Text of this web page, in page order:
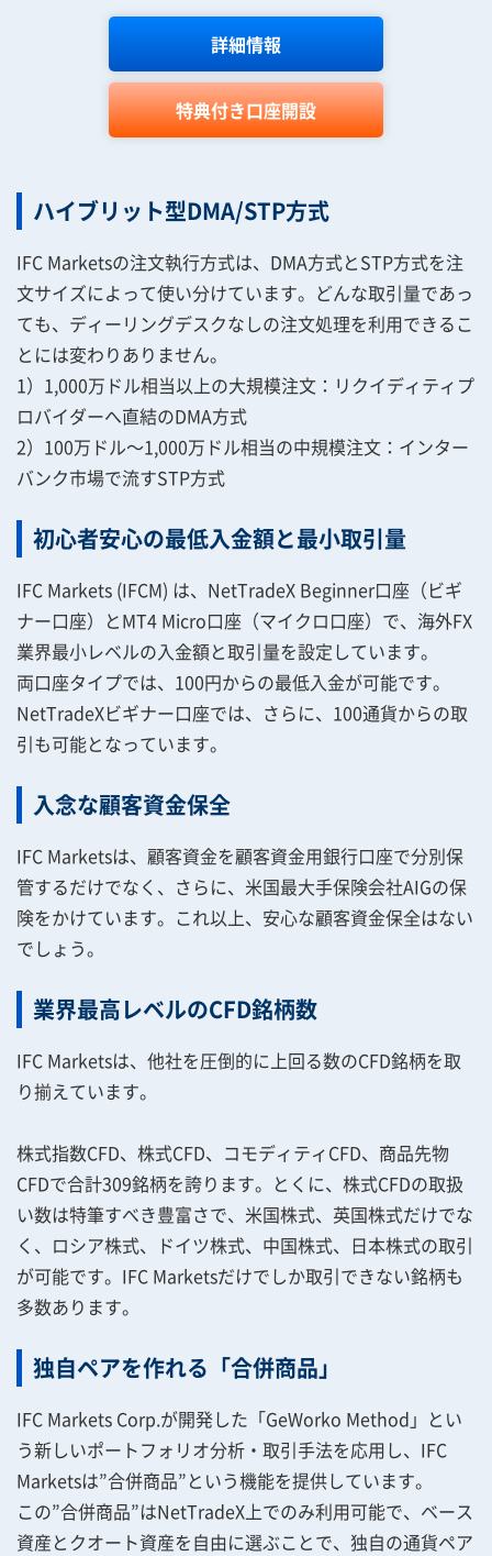
詳細情報
特典付き口座開設
ハイブリット型DMA/STP方式
IFC Marketsの注文執行方式は、DMA方式とSTP方式を注
文サイズによって使い分けています。どんな取引量であっ
ても、ディーリングデスクなしの注文処理を利用できるこ
とには変わりありません。
1）1,000万ドル相当以上の大規模注文：リクイディティプ
ロバイダーへ直結のDMA方式
2）100万ドル～1,000万ドル相当の中規模注文：インター
バンク市場で流すSTP方式
初心者安心の最低入金額と最小取引量
IFC Markets (IFCM) は、NetTradeX Beginner口座（ビギ
ナー口座）とMT4 Micro口座（マイクロ口座）で、海外FX
業界最小レベルの入金額と取引量を設定しています。
両口座タイプでは、100円からの最低入金が可能です。
NetTradeXビギナー口座では、さらに、100通貨からの取
引も可能となっています。
入念な顧客資金保全
IFC Marketsは、顧客資金を顧客資金用銀行口座で分別保
管するだけでなく、さらに、米国最大手保険会社AIGの保
険をかけています。これ以上、安心な顧客資金保全はない
でしょう。
業界最高レベルのCFD銘柄数
IFC Marketsは、他社を圧倒的に上回る数のCFD銘柄を取
り揃えています。
株式指数CFD、株式CFD、コモディティCFD、商品先物
CFDで合計309銘柄を誇ります。とくに、株式CFDの取扱
い数は特筆すべき豊富さで、米国株式、英国株式だけでな
く、ロシア株式、ドイツ株式、中国株式、日本株式の取引
が可能です。IFC Marketsだけでしか取引できない銘柄も
多数あります。
独自ペアを作れる「合併商品」
IFC Markets Corp.が開発した「GeWorko Method」とい
う新しいポートフォリオ分析・取引手法を応用し、IFC
Marketsは”合併商品”という機能を提供しています。
この”合併商品”はNetTradeX上でのみ利用可能で、ベース
資産とクオート資産を自由に選ぶことで、独自の通貨ペア